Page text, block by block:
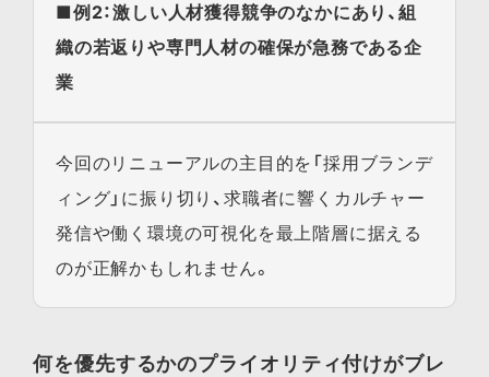
■例2：激しい人材獲得競争のなかにあり、組
織の若返りや専門人材の確保が急務である企
業
今回のリニューアルの主目的を「採用ブランデ
ィング」に振り切り、求職者に響くカルチャー
発信や働く環境の可視化を最上階層に据える
のが正解かもしれません。
何を優先するかのプライオリティ付けがブレ